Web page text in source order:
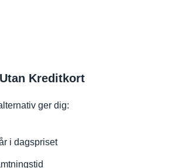
Kreditkort
ger dig:
i dagspriset